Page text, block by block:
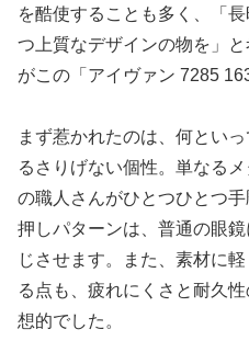
を酷使することも多く、「
つ上質なデザインの物を」
がこの「アイヴァン 7285
まず惹かれたのは、何とい
るさりげない個性。単なる
の職人さんがひとつひとつ
押しパターンは、普通の眼
じさせます。また、素材に
る点も、疲れにくさと耐久
想的でした。